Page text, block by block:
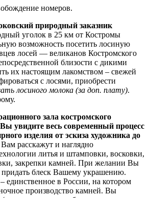
номеров.
природный заказник
уголок в 25 км от Костромы
возможность посетить лосиную
лосей — великанов Костромского
близости с дикими
их настоящим лакомством – свежей
с лосями, приобрести
лосиного молока (за доп. плату).
зала костромского
увидите весь современный процесс
изделия от эскиза художника до
Вам расскажут и наглядно
литья и штамповки, восковки,
закрепки камней. При желании Вы
придать блеск Вашему украшению.
единственное в России, на котором
производство камней. Вы